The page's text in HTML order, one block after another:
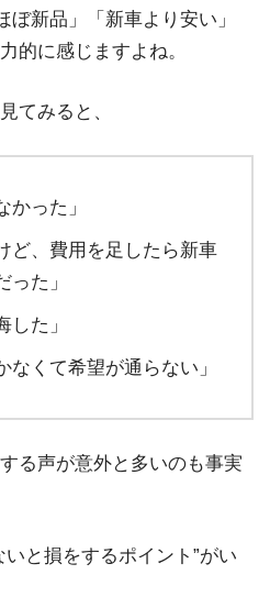
ぼ新品」「新車より安い」
的に感じますよね。
てみると、
かった」
ど、費用を足したら新車
った」
した」
なくて希望が通らない」
る声が意外と多いのも事実
と損をするポイント”がい